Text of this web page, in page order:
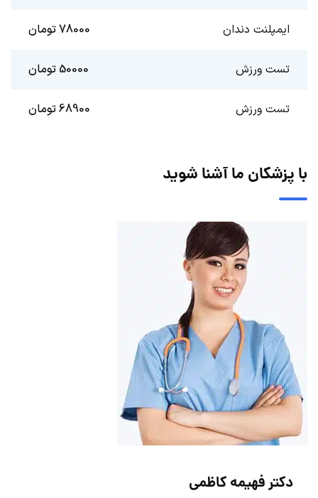
ایمپلنت دندان 78000 تومان
تست ورزش 50000 تومان
تست ورزش 68900 تومان
با پزشکان ما آشنا شوید
دکتر فهیمه کاظمی